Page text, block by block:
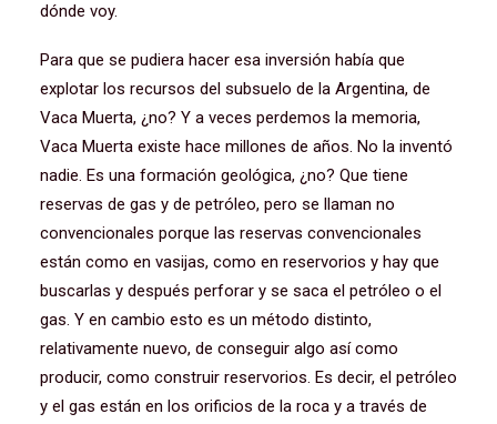
dónde voy.
Para que se pudiera hacer esa inversión había que
explotar los recursos del subsuelo de la Argentina, de
Vaca Muerta, ¿no? Y a veces perdemos la memoria,
Vaca Muerta existe hace millones de años. No la inventó
nadie. Es una formación geológica, ¿no? Que tiene
reservas de gas y de petróleo, pero se llaman no
convencionales porque las reservas convencionales
están como en vasijas, como en reservorios y hay que
buscarlas y después perforar y se saca el petróleo o el
gas. Y en cambio esto es un método distinto,
relativamente nuevo, de conseguir algo así como
producir, como construir reservorios. Es decir, el petróleo
y el gas están en los orificios de la roca y a través de